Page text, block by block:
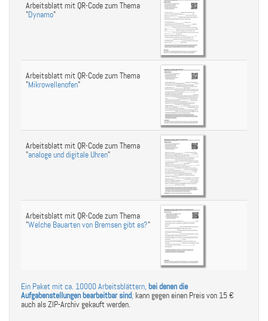
Arbeitsblatt mit QR-Code zum Thema
"Dynamo"
Arbeitsblatt mit QR-Code zum Thema
"Mikrowellenofen"
Arbeitsblatt mit QR-Code zum Thema
"analoge und digitale Uhren"
Arbeitsblatt mit QR-Code zum Thema
"Welche Bauarten von Bremsen gibt es?"
Ein Paket mit ca. 10000 Arbeitsblättern, bei denen die
Aufgabenstellungen bearbeitbar sind, kann gegen einen Preis von 15 €
auch als ZIP-Archiv gekauft werden.